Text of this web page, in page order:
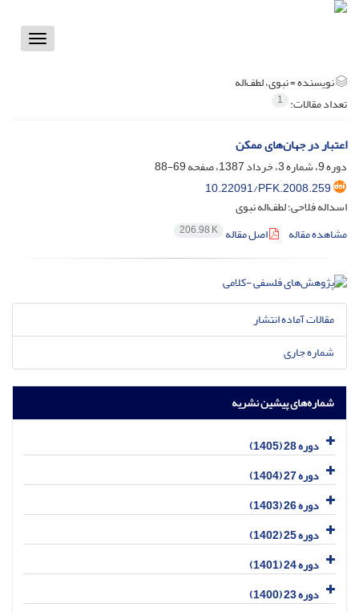
Toggle
نویسنده =نبوی، لطف‌اله
تعداد مقالات: 1
اعتبار در جهان‌های ممکن
دوره 9، شماره 3، خرداد 1387، صفحه
69-88
10.22091/PFK.2008.259
اسداله فلاحی؛ لطف‌اله نبوی
مشاهده مقاله
اصل مقاله 206.98 K
مقالات آماده انتشار
شماره جاری
شماره‌های پیشین نشریه
دوره 28 (1405)
دوره 27 (1404)
دوره 26 (1403)
دوره 25 (1402)
دوره 24 (1401)
دوره 23 (1400)